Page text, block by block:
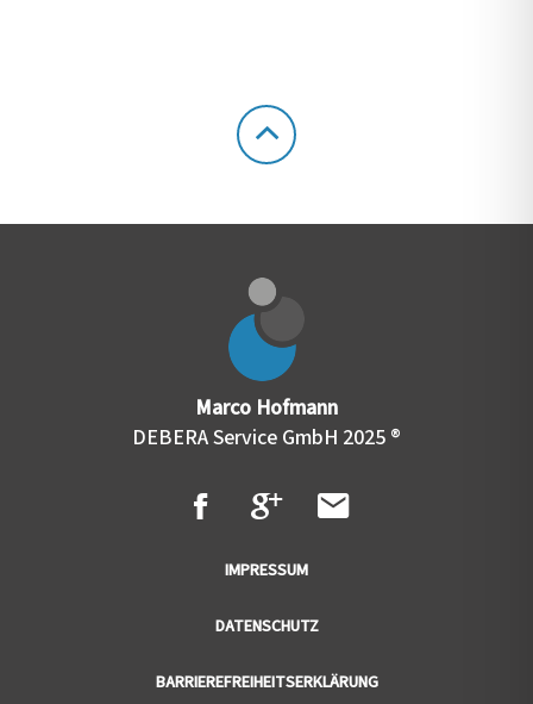
Marco Hofmann
DEBERA Service GmbH 2025 ®
IMPRESSUM
DATENSCHUTZ
BARRIEREFREIHEITSERKLÄRUNG